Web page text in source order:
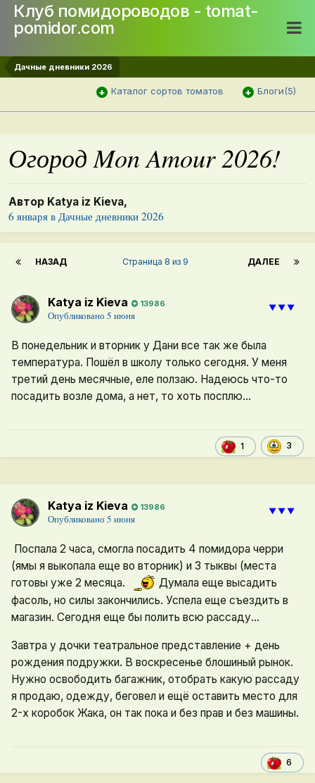
Клуб помидороводов - tomat-
pomidor.com
Дачные дневники 2026
Каталог сортов томатов Блоги(5)
Огород Mon Amour 2026!
Автор Katya iz Kieva,
6 января в Дачные дневники 2026
НАЗАД ДАЛЕЕ
Страница 8 из 9
Katya iz Kieva 13986
Опубликовано 5 июня
⯆⯆⯆
В понедельник и вторник у Дани все так же была
температура. Пошёл в школу только сегодня. У меня
третий день месячные, еле ползаю. Надеюсь что-то
посадить возле дома, а нет, то хоть посплю...
1 3
Katya iz Kieva 13986
Опубликовано 5 июня
⯆⯆⯆
Поспала 2 часа, смогла посадить 4 помидора черри
(ямы я выкопала еще во вторник) и 3 тыквы (места
готовы уже 2 месяца.
Думала еще высадить
фасоль, но силы закончились. Успела еще съездить в
магазин. Сегодня еще бы полить всю рассаду...
Завтра у дочки театральное представление + день
рождения подружки. В воскресенье блошиный рынок.
Нужно освободить багажник, отобрать какую рассаду
я продаю, одежду, беговел и ещё оставить место для
2-х коробок Жака, он так пока и без прав и без машины.
6